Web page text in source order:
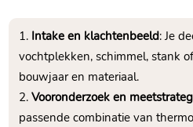
Intake en klachtenbeeld: Je
vochtplekken, schimmel, stank
bouwjaar en materiaal.​
Vooronderzoek en
passende combinatie van